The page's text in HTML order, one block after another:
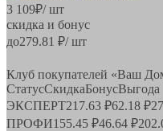
3 109₽/ шт
скидка и бонус
до279.81 ₽/ шт
Клуб покупателей «Ваш
СтатусСкидкаБонусВыгода
ЭКСПЕРТ217.63 ₽62.18 ₽
ПРОФИ155.45 ₽46.64 ₽